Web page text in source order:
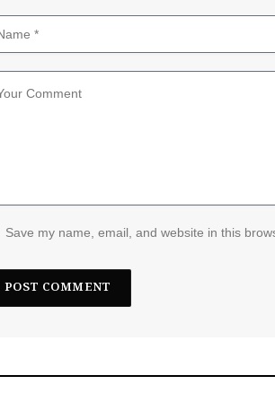
Save my name, email, and website in this